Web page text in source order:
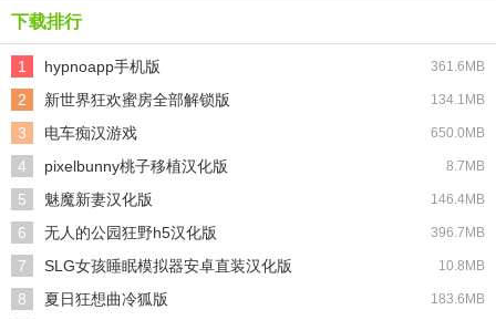
下载排行
1 hypnoapp手机版 361.6MB
2 新世界狂欢蜜房全部解锁版 134.1MB
3 电车痴汉游戏 650.0MB
4 pixelbunny桃子移植汉化版 8.7MB
5 魅魔新妻汉化版 146.4MB
6 无人的公园狂野h5汉化版 396.7MB
7 SLG女孩睡眠模拟器安卓直装汉化版 10.8MB
8 夏日狂想曲冷狐版 183.6MB